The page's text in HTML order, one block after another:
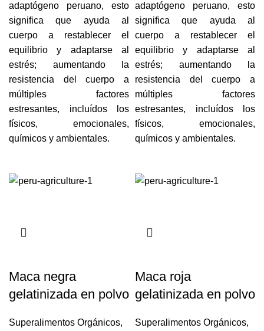
adaptógeno peruano, esto
significa que ayuda al
cuerpo a restablecer el
equilibrio y adaptarse al
estrés; aumentando la
resistencia del cuerpo a
múltiples factores
estresantes, incluídos los
físicos, emocionales,
químicos y ambientales.
adaptógeno peruano, esto
significa que ayuda al
cuerpo a restablecer el
equilibrio y adaptarse al
estrés; aumentando la
resistencia del cuerpo a
múltiples factores
estresantes, incluídos los
físicos, emocionales,
químicos y ambientales.
Maca negra
gelatinizada en polvo
Superalimentos Orgánicos,
Maca roja
gelatinizada en polvo
Superalimentos Orgánicos,